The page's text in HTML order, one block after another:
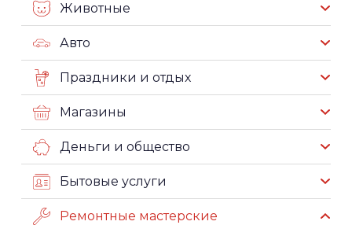
Животные
Авто
Праздники и отдых
Магазины
Деньги и общество
Бытовые услуги
Ремонтные мастерские